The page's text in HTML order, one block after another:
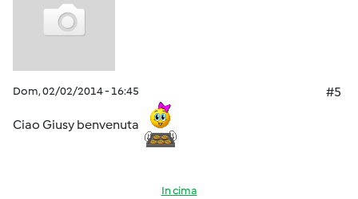
Dom, 02/02/2014 - 16:45 #5
Ciao Giusy benvenuta
In cima